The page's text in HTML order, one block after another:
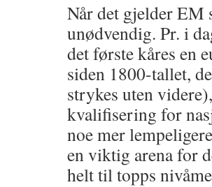
Når det gjelder EM
unødvendig. Pr. i
det første kåres en
siden 1800-tallet,
strykes uten
kvalifisering for
noe mer
en viktig arena for
helt til topps